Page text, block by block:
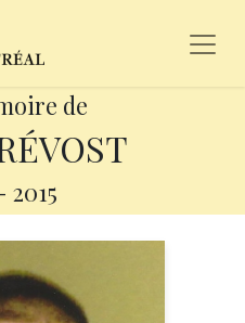
de
2015